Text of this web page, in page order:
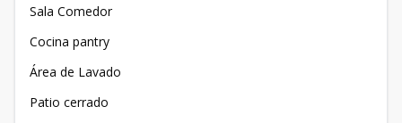
Sala Comedor
Cocina pantry
Área de Lavado
Patio cerrado